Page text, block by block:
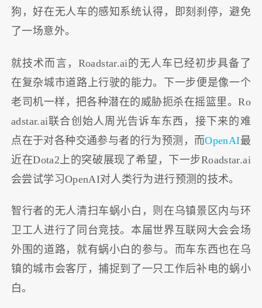
狗，好在无人车的感知系统认得，即刻刹停，避免
了一场意外。
就技术而言，Roadstar.ai的无人车已经初步具备了
在复杂城市道路上行驶的能力。下一步便是像一个
老司机一样，把各种潜在的威胁扼杀在摇篮里。Ro
adstar.ai联合创始人周光告诉车东西，接下来的难
点在于对各种交通参与者的行为预测，而OpenAI最
近在Dota2上的突破展现了希望，下一步Roadstar.ai
会尝试学习OpenAI对人类行为进行预测的技术。
智行者的无人清扫车蜗小白，则在乌镇景区内与环
卫工人进行了同台竞技。本届世界互联网大会会场
外围的道路，就有蜗小白的参与。而车东西也在乌
镇的城市会客厅，捕捉到了一只工作后补电的蜗小
白。